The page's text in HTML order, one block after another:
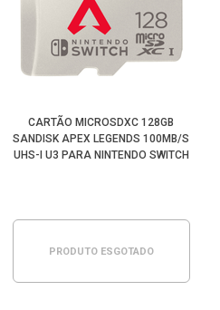
CARTÃO MICROSDXC 128GB
SANDISK APEX LEGENDS 100MB/S
UHS-I U3 PARA NINTENDO SWITCH
PRODUTO ESGOTADO